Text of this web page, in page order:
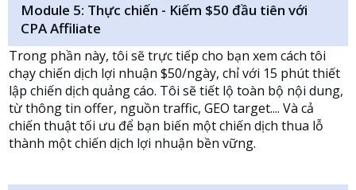
Module 5: Thực chiến - Kiếm $50 đầu tiên với
CPA Affiliate
Trong phần này, tôi sẽ trực tiếp cho bạn xem cách tôi
chạy chiến dịch lợi nhuận $50/ngày, chỉ với 15 phút thiết
lập chiến dịch quảng cáo. Tôi sẽ tiết lộ toàn bộ nội dung,
từ thông tin offer, nguồn traffic, GEO target.... Và cả
chiến thuật tối ưu để bạn biến một chiến dịch thua lỗ
thành một chiến dịch lợi nhuận bền vững.